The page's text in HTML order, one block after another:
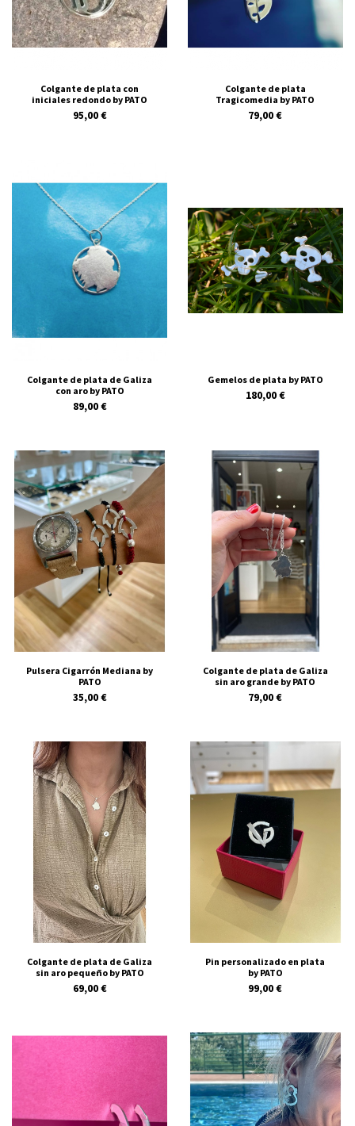
Colgante de plata con
iniciales redondo by PATO
95,00 €
Colgante de plata
Tragicomedia by PATO
79,00 €
Colgante de plata de Galiza
con aro by PATO
89,00 €
Gemelos de plata by PATO
180,00 €
Pulsera Cigarrón Mediana by
PATO
35,00 €
Colgante de plata de Galiza
sin aro grande by PATO
79,00 €
Colgante de plata de Galiza
sin aro pequeño by PATO
69,00 €
Pin personalizado en plata
by PATO
99,00 €